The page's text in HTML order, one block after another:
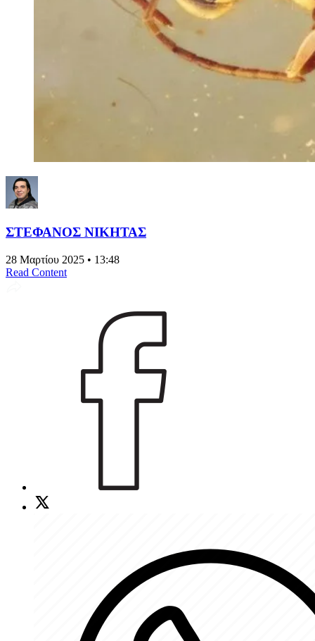
ΣΤΕΦΑΝΟΣ ΝΙΚΗΤΑΣ
28 Μαρτίου 2025 • 13:48
Read Content